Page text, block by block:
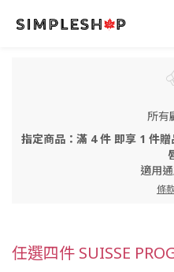
所有
指定商品：滿 4 件 即享 1 件
適用通
條
任選四件 SUISSE